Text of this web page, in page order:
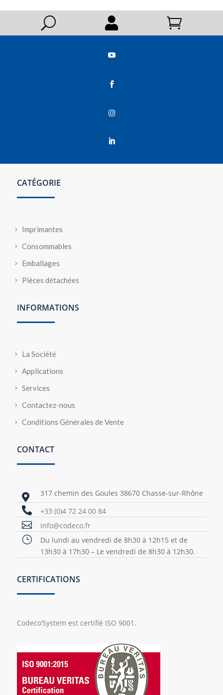
U  




CATÉGORIE
Imprimantes
Consommables
Emballages
Pièces détachées
INFORMATIONS
La Société
Applications
Services
Contactez-nous
Conditions Générales de Vente
CONTACT
 317 chemin des Goules 38670 Chasse-sur-Rhône
 +33 (0)4 72 24 00 84
 info@codeco.fr
}
Du lundi au vendredi de 8h30 à 12h15 et de
13h30 à 17h30 – Le vendredi de 8h30 à 12h30.
CERTIFICATIONS
Codeco’System est certifié ISO 9001.